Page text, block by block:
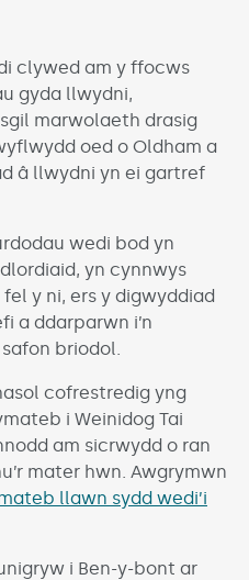
clywed am y ffocws
gyda llwydni,
marwolaeth drasig
oed o Oldham a
â llwydni yn ei gartref
wedi bod yn
yn cynnwys
y ni, ers y digwyddiad
a ddarparwn i’n
briodol.
cofrestredig yng
i Weinidog Tai
am sicrwydd o ran
mater hwn. Awgrymwn
llawn sydd wedi’i
i Ben-y-bont ar